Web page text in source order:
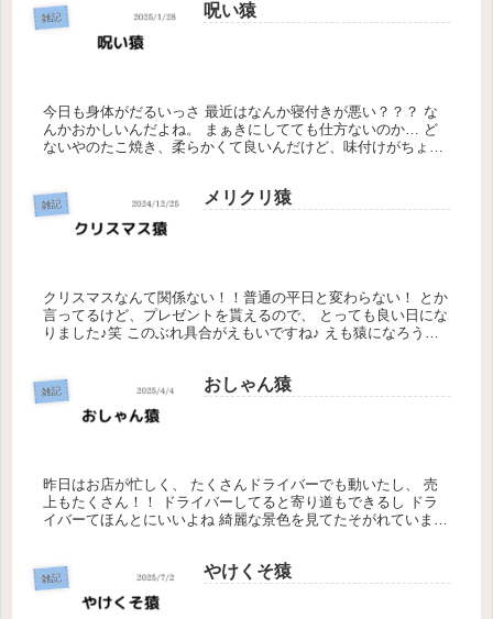
雑記 呪い猿
今日も身体がだるいっさ 最近はなんか寝付きが悪い？？？ な
んかおかしいんだよね。 まぁきにしてても仕方ないのか… ど
ないやのたこ焼き、柔らかくて良いんだけど、味付けがちょっ
雑記 メリクリ猿
クリスマスなんて関係ない！！普通の平日と変わらない！ とか
言ってるけど、プレゼントを貰えるので、 とっても良い日にな
りました♪笑 このぶれ具合がえもいですね♪ えも猿になろうか
雑記 おしゃん猿
昨日はお店が忙しく、 たくさんドライバーでも動いたし、 売
上もたくさん！！ ドライバーしてると寄り道もできるし ドラ
イバーてほんとにいいよね 綺麗な景色を見てたそがれていまし
雑記 やけくそ猿